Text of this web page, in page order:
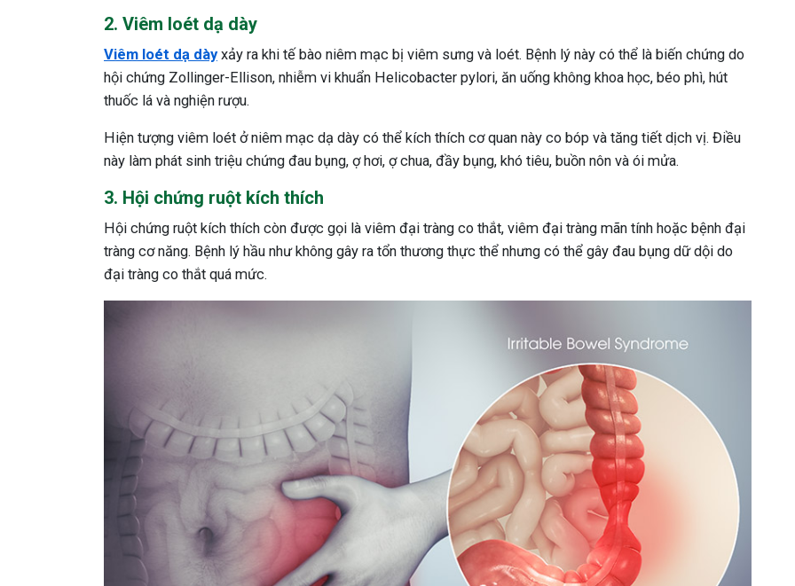
2. Viêm loét dạ dày
Viêm loét dạ dàyxảy ra khi tế bào niêm mạc bị viêm sưng và loét. Bệnh lý này có thể là biến chứng do
hội chứng Zollinger-Ellison, nhiễm vi khuẩn Helicobacter pylori, ăn uống không khoa học, béo phì, hút
thuốc lá và nghiện rượu.
Hiện tượng viêm loét ở niêm mạc dạ dày có thể kích thích cơ quan này co bóp và tăng tiết dịch vị. Điều
này làm phát sinh triệu chứng đau bụng, ợ hơi, ợ chua, đầy bụng, khó tiêu, buồn nôn và ói mửa.
3. Hội chứng ruột kích thích
Hội chứng ruột kích thích còn được gọi là viêm đại tràng co thắt, viêm đại tràng mãn tính hoặc bệnh đại
tràng cơ năng. Bệnh lý hầu như không gây ra tổn thương thực thể nhưng có thể gây đau bụng dữ dội do
đại tràng co thắt quá mức.